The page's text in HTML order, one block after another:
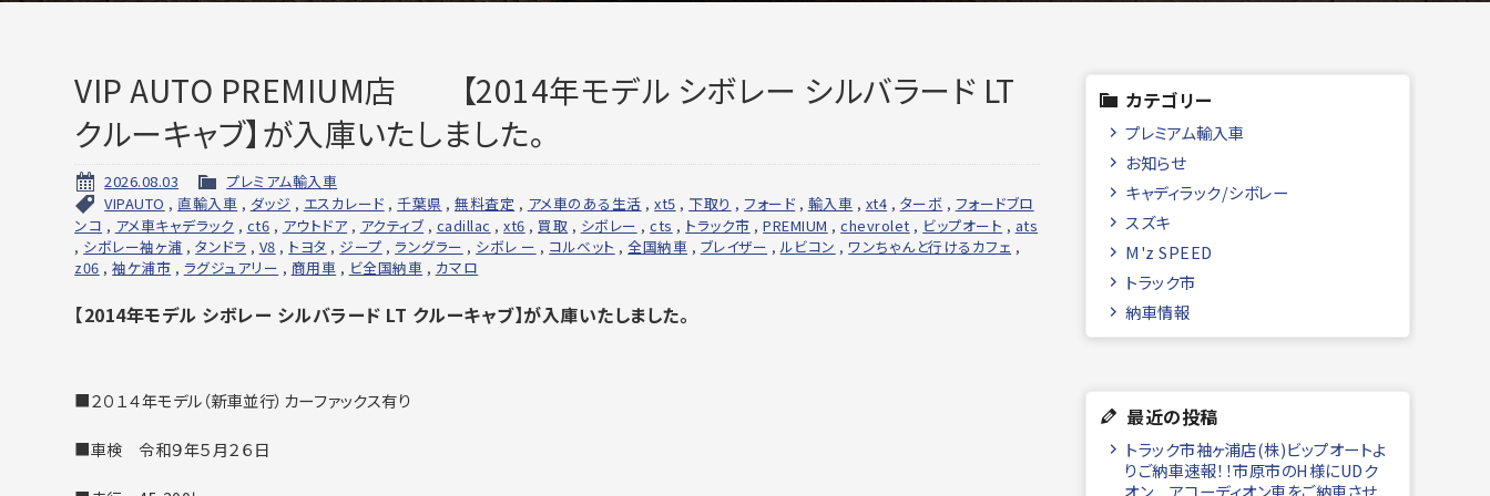
VIP AUTO PREMIUM店 【2014年モデル シボレー シルバラード LT
クルーキャブ】が入庫いたしました。
2026.08.03
プレミアム輸入車
VIPAUTO ,直輸入車 , ダッジ , エスカレード ,千葉県 ,無料査定 , アメ車のある生活 ,xt5 , 下取り ,フォード , 輸入車 , xt4 , ターボ , フォードブロ
ンコ , アメ車キャデラック , ct6 , アウトドア , アクティブ, cadillac ,xt6 , 買取 , シボレー ,cts , トラック市 ,PREMIUM ,chevrolet , ビップオート , ats
, シボレー袖ヶ浦 ,タンドラ , V8 , トヨタ , ジープ ,ラングラー , シボレ ー , コルベット ,全国納車 , ブレイザー , ルビコン , ワンちゃんと行けるカフェ ,
z06 ,袖ケ浦市 , ラグジュアリー , 商用車 , ビ全国納車 , カマロ
【2014年モデル シボレー シルバラード LT クルーキャブ】が入庫いたしました。
■２０１４年モデル（新車並行）カーファックス有り
■車検 令和９年５月２６日
カテゴリー
プレミアム輸入車
お知らせ
キャディラック/シボレー
スズキ
M'z SPEED
トラック市
納車情報
最近の投稿
トラック市袖ヶ浦店(株)ビップオートよ
りご納車速報！！市原市のH様にUDク
オン アコーディオン車をご納車させ